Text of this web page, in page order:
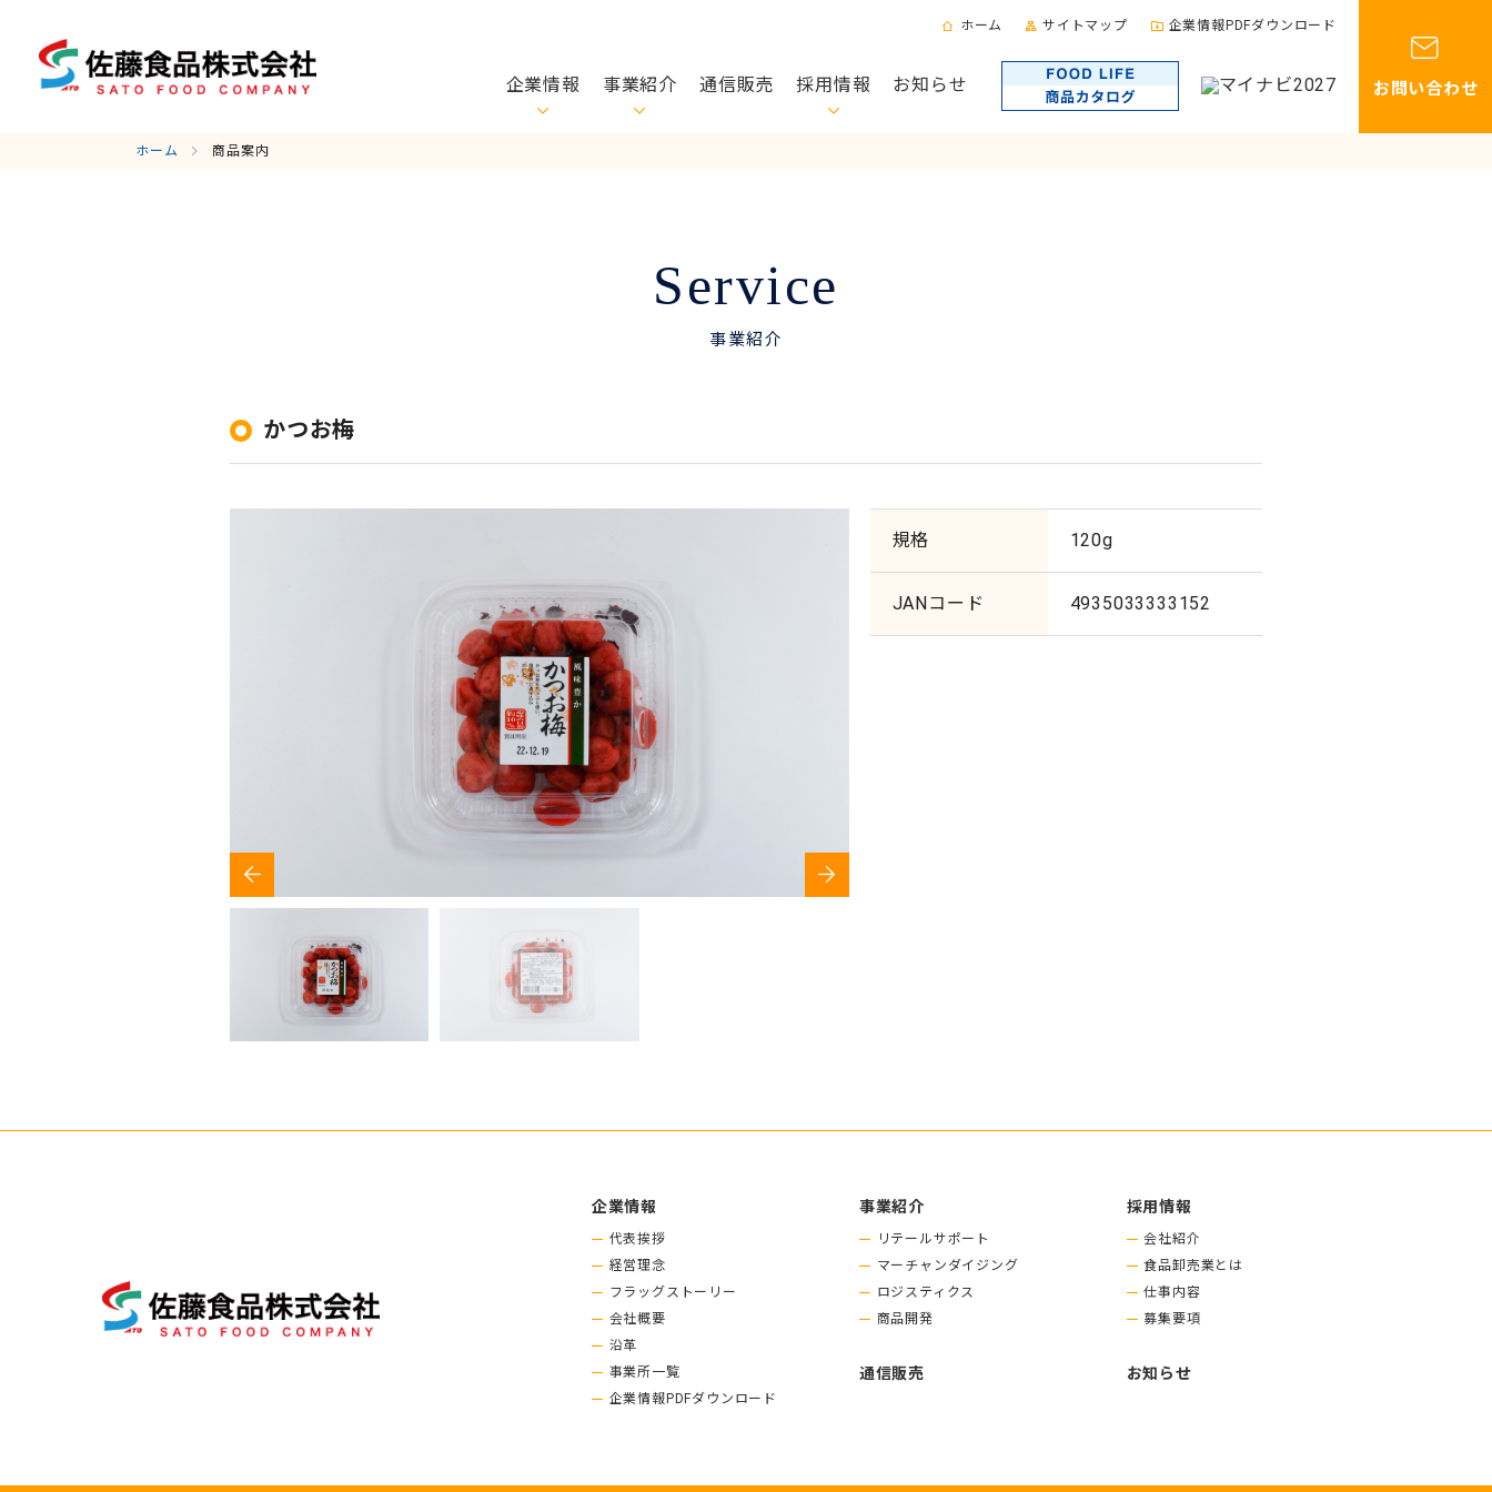
ホーム サイトマップ 企業情報PDFダウンロード
企業情報 事業紹介 通信販売 採用情報 お知らせ お問い合わせ
ホーム 商品案内
Service
事業紹介
かつお梅
規格 120g
JANコード 4935033333152
企業情報
代表挨拶
経営理念
フラッグストーリー
会社概要
沿革
事業所一覧
企業情報PDFダウンロード
事業紹介
リテールサポート
マーチャンダイジング
ロジスティクス
商品開発
通信販売
採用情報
会社紹介
食品卸売業とは
仕事内容
募集要項
お知らせ